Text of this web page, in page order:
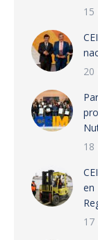
15
20
18
17